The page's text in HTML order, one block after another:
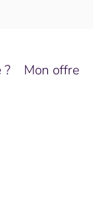
? Mon offre